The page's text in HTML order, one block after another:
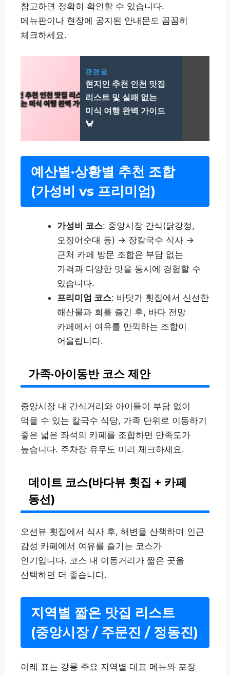
참고하면 정확히 확인할 수 있습니다.
메뉴판이나 현장에 공지된 안내문도 꼼꼼히
체크하세요.
관련글
현지인 추천 인천 맛집
리스트 및 실패 없는
미식 여행 완벽 가이드
🦀
예산별·상황별 추천 조합
(가성비 vs 프리미엄)
가성비 코스: 중앙시장 간식(닭강정,
오징어순대 등) → 장칼국수 식사 →
근처 카페 방문 조합은 부담 없는
가격과 다양한 맛을 동시에 경험할 수
있습니다.
프리미엄 코스: 바닷가 횟집에서 신선한
해산물과 회를 즐긴 후, 바다 전망
카페에서 여유를 만끽하는 조합이
어울립니다.
가족·아이동반 코스 제안
중앙시장 내 간식거리와 아이들이 부담 없이
먹을 수 있는 칼국수 식당, 가족 단위로 이동하기
좋은 넓은 좌석의 카페를 조합하면 만족도가
높습니다. 주차장 유무도 미리 체크하세요.
데이트 코스(바다뷰 횟집 + 카페
동선)
오션뷰 횟집에서 식사 후, 해변을 산책하며 인근
감성 카페에서 여유를 즐기는 코스가
인기입니다. 코스 내 이동거리가 짧은 곳을
선택하면 더 좋습니다.
지역별 짧은 맛집 리스트
(중앙시장 / 주문진 / 정동진)
아래 표는 강릉 주요 지역별 대표 메뉴와 포장